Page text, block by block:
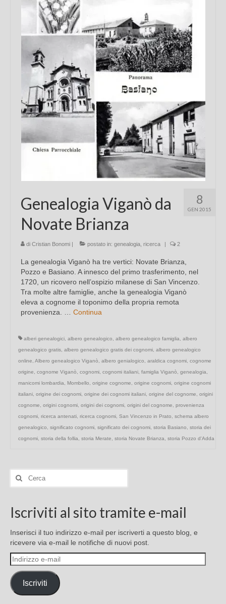
Chi sono
FAQ
Contatti
8
GEN 2015
Genealogia Viganò da
Novate Brianza
di Cristian Bonomi | postato in: genealogia ricerca | 2
La genealogia Viganò ha tre vertici: Novate Brianza,
Pozzo e Basiano. A innesco del primo trasferimento, nel
1720, un ricovero nell’ospizio milanese di San Vincenzo.
Tra molte altre famiglie, anche la genealogia Viganò
eleva a cognome il toponimo della propria remota
provenienza. … Continua
alberi genealogici albero genealogico albero genealogico famiglia
albero
genealogico gratis albero genealogico gratis dei cognomi albero genealogico
online Albero genealogico Viganò albero genialogico araldica cognomi cognome
origine
cognome Viganò cognomi cognomi italiani famiglia Viganò genealogia
manicomi lombardia
Mombello origine cognome origine cognomi origine cognomi
italiani origine dei cognomi origine dei cognomi italiani origine del cognome
origini
cognome
origini cognomi origini dei cognomi origini del cognome
provenienza
cognomi ricerca antenati ricerca cognomi San Vincenzo in Prato
schema albero
genealogico
significato cognomi significato dei cognomi storia Basiano
storia dei
cognomi storia della follia storia Merate storia Novate Brianza storia Pozzo d'Adda
Cerca:
Iscriviti al sito tramite e-mail
Inserisci il tuo indirizzo e-mail per iscriverti a questo blog, e
ricevere via e-mail le notifiche di nuovi post.
Indirizzo
e-
mail
Iscriviti